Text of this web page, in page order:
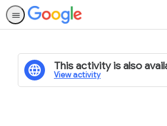
This activity is also
View activity